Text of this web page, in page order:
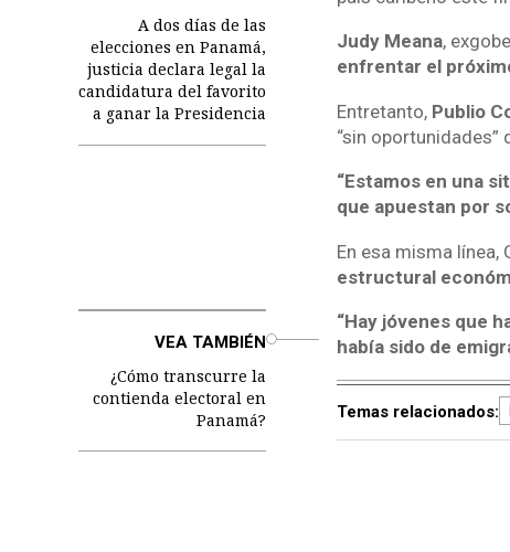
A dos días de las
elecciones en Panamá,
justicia declara legal la
candidatura del favorito
a ganar la Presidencia
Judy Meana,
enfrentar el
Entretanto, Publio
“sin oportunidades”
“Estamos en una
que apuestan por
En esa misma
estructural
VEA TAMBIÉN
¿Cómo transcurre la
contienda electoral en
Panamá?
“Hay jóvenes que
había sido de
Temas relacionados: